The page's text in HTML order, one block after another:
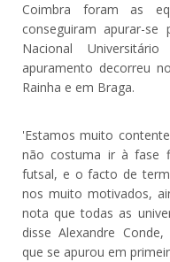
Coimbra foram as
conseguiram apurar-
Nacional
apuramento decorreu
Rainha e em Braga.
'Estamos muito
não costuma ir à fase
futsal, e o facto de
nos muito motivados,
nota que todas as
disse Alexandre
que se apurou em